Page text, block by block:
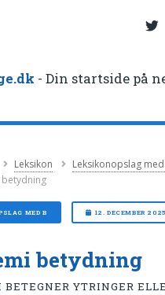
- Din startside på
Leksikon
Leksikonopslag med
MED B 12. DECEMBER 2025
betydning
YTRINGER